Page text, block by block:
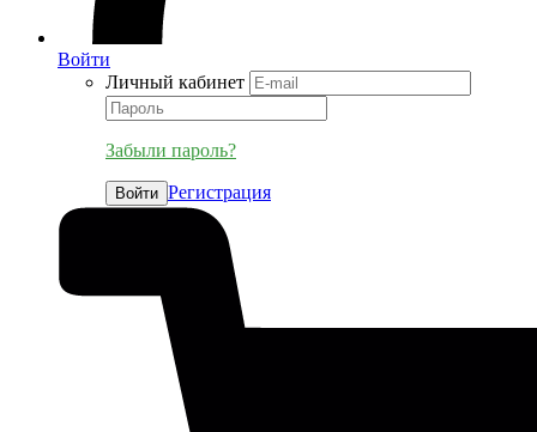
Войти
Личный кабинет
Забыли пароль?
Войти Регистрация